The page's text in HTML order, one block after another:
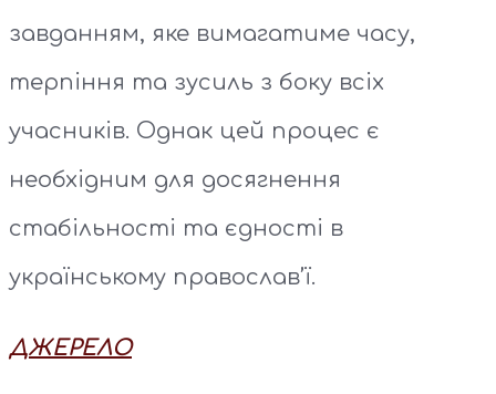
завданням, яке вимагатиме часу,
терпіння та зусиль з боку всіх
учасників. Однак цей процес є
необхідним для досягнення
стабільності та єдності в
українському православ’ї.
ДЖЕРЕЛО